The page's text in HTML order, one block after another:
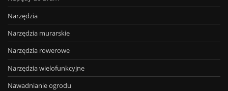
Narzędzia
Narzędzia murarskie
Narzędzia rowerowe
Narzędzia wielofunkcyjne
Nawadnianie ogrodu